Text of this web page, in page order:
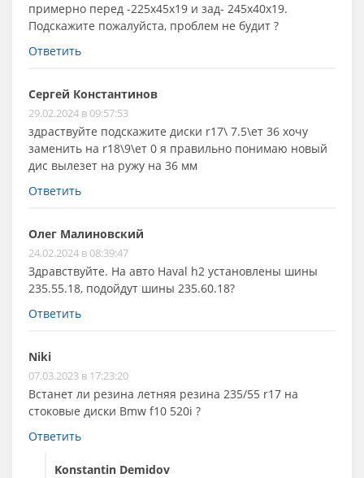
примерно перед -225х45х19 и зад- 245х40х19.
Подскажите пожалуйста, проблем не будит ?
Ответить
Сергей Константинов
29.02.2024 в 09:57:53
здраствуйте подскажите диски r17\ 7.5\ет 36 хочу
заменить на r18\9\ет 0 я правильно понимаю новый
дис вылезет на ружу на 36 мм
Ответить
Олег Малиновский
24.02.2024 в 08:39:47
Здравствуйте. На авто Haval h2 установлены шины
235.55.18, подойдут шины 235.60.18?
Ответить
Niki
07.03.2023 в 17:23:20
Встанет ли резина летняя резина 235/55 r17 на
стоковые диски Bmw f10 520i ?
Ответить
Konstantin Demidov